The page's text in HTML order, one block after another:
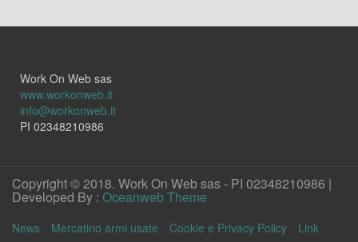
Work On Web sas
www.workonweb.it
info@workonweb.it
PI 02348210986
Copyright © 2018. Work On Web sas - PI 02348210986 |
Developed By : Oceanweb Theme
News Mercatino armi usate Cookie e Privacy Policy Link